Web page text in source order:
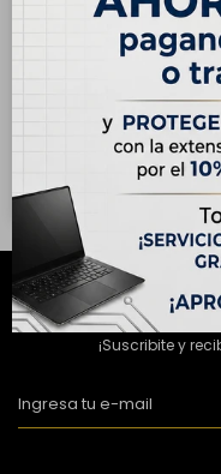
ENVÍO GRATIS
OUTLET - Samsung
Galaxy S24 5G
Gris Marble
470,00
USD 590,00
Hasta en 12 cuotas de
USD 39.17
¡Suscribite y